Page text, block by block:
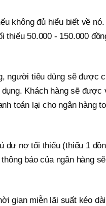
không đủ hiểu biết về
thiểu 50.000 - 150.000
người tiêu dùng sẽ được
Khách hàng sẽ
toán lại cho ngân hàng
dư nợ tối thiểu (thiếu 1
báo của ngân hàng
gian miễn lãi suất kéo